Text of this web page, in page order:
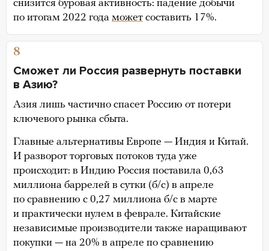
снизится буровая активность: падение добычи
по итогам 2022 года может составить 17%.
8
Сможет ли Россия развернуть поставки
в Азию?
Азия лишь частично спасет Россию от потери
ключевого рынка сбыта.
Главные альтернативы Европе — Индия и Китай.
И разворот торговых потоков туда уже
происходит: в Индию Россия поставила 0,63
миллиона баррелей в сутки (б/с) в апреле
по сравнению с 0,27 миллиона б/с в марте
и практически нулем в феврале. Китайские
независимые производители также наращивают
покупки — на 20% в апреле по сравнению